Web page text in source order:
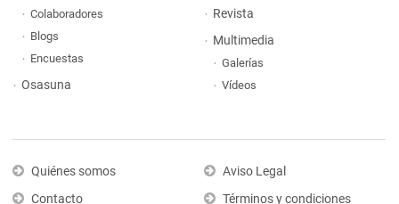
Colaboradores
Blogs
Encuestas
Osasuna
Revista
Multimedia
Galerías
Vídeos
Quiénes somos
Contacto
Aviso Legal
Términos y condiciones